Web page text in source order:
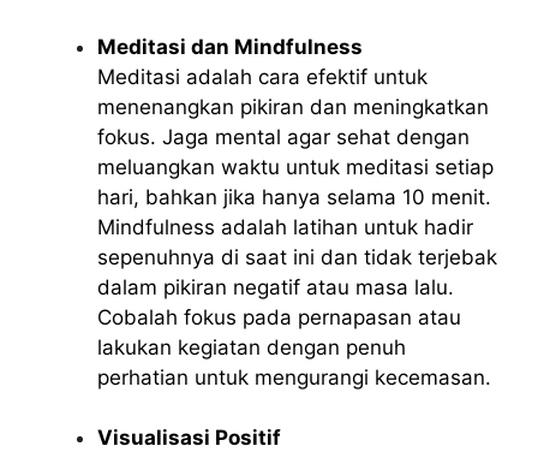
Meditasi dan Mindfulness
Meditasi adalah cara efektif untuk
menenangkan pikiran dan meningkatkan
fokus. Jaga mental agar sehat dengan
meluangkan waktu untuk meditasi setiap
hari, bahkan jika hanya selama 10 menit.
Mindfulness adalah latihan untuk hadir
sepenuhnya di saat ini dan tidak terjebak
dalam pikiran negatif atau masa lalu.
Cobalah fokus pada pernapasan atau
lakukan kegiatan dengan penuh
perhatian untuk mengurangi kecemasan.
Visualisasi Positif